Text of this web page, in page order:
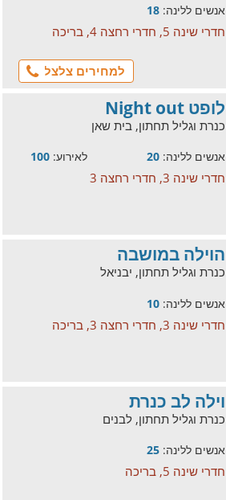
אנשים ללינה: 18
חדרי שינה 5, חדרי רחצה 4, בריכה
למחירים צלצל
לופט Night out
כנרת וגליל תחתון, בית שאן
אנשים ללינה: 20 לאירוע: 100
חדרי שינה 3, חדרי רחצה 3
הוילה במושבה
כנרת וגליל תחתון, יבניאל
אנשים ללינה: 10
חדרי שינה 3, חדרי רחצה 3, בריכה
וילה לב כנרת
כנרת וגליל תחתון, לבנים
אנשים ללינה: 25
חדרי שינה 5, בריכה